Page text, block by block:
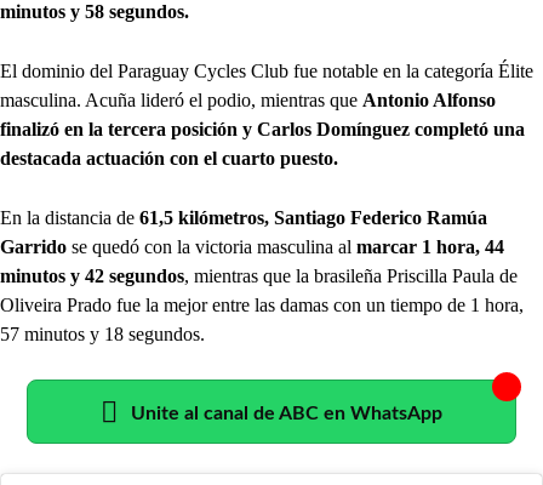
minutos y 58 segundos.
El dominio del Paraguay Cycles Club fue notable en la categoría Élite
masculina. Acuña lideró el podio, mientras que Antonio Alfonso
finalizó en la tercera posición y Carlos Domínguez completó una
destacada actuación con el cuarto puesto.
En la distancia de 61,5 kilómetros, Santiago Federico Ramúa
Garrido se quedó con la victoria masculina al marcar 1 hora, 44
minutos y 42 segundos, mientras que la brasileña Priscilla Paula de
Oliveira Prado fue la mejor entre las damas con un tiempo de 1 hora,
57 minutos y 18 segundos.
Unite al canal de ABC en WhatsApp